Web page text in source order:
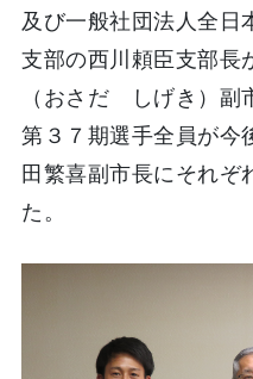
及び一般社団法人全日
支部の西川頼臣支部長
（おさだ しげき）副
第３７期選手全員が今
田 繁喜副市長にそれぞ
た。